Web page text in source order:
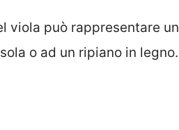
viola può rappresentare un
o ad un ripiano in legno.